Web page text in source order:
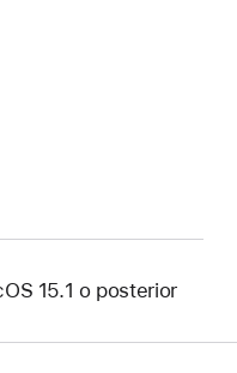
15.1 o posterior